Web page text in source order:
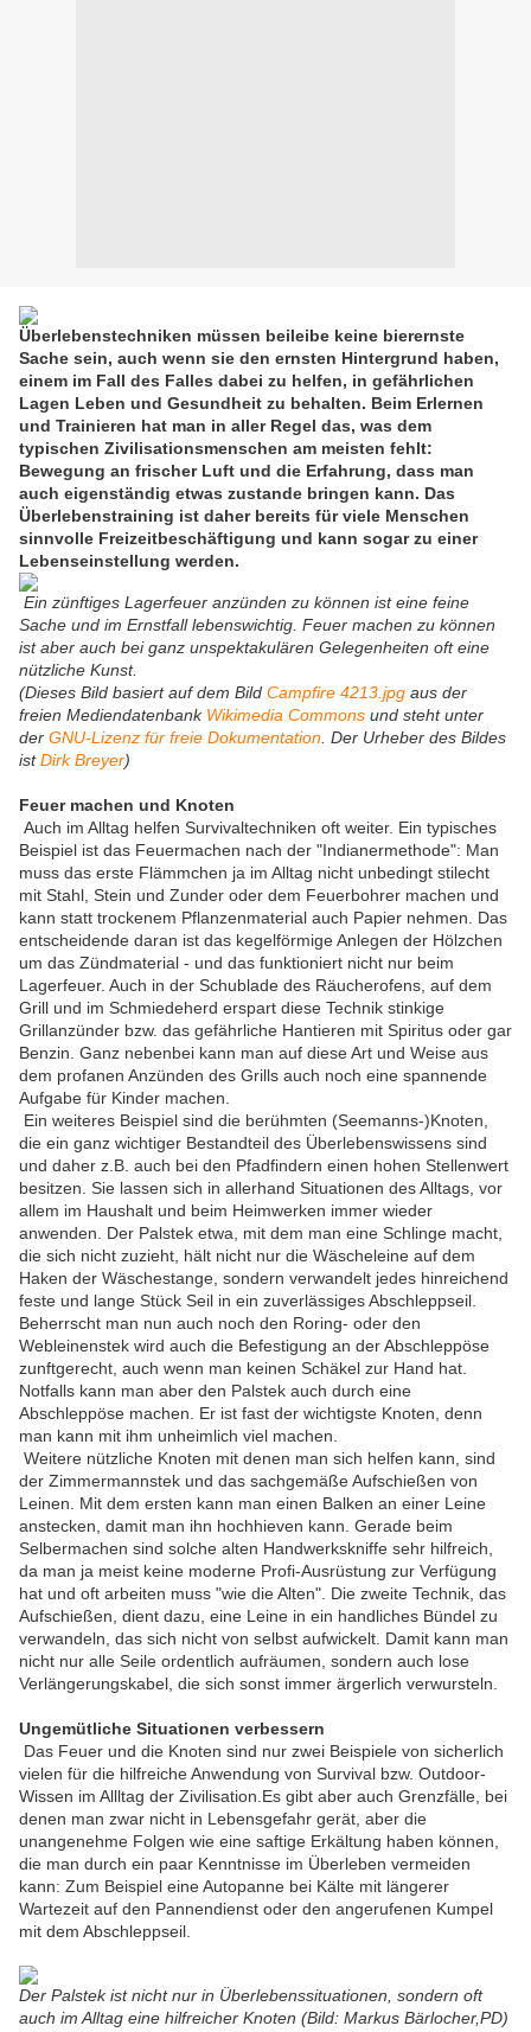
Überlebenstechniken müssen beileibe keine bierernste
Sache sein, auch wenn sie den ernsten Hintergrund haben,
einem im Fall des Falles dabei zu helfen, in gefährlichen
Lagen Leben und Gesundheit zu behalten. Beim Erlernen
und Trainieren hat man in aller Regel das, was dem
typischen Zivilisationsmenschen am meisten fehlt:
Bewegung an frischer Luft und die Erfahrung, dass man
auch eigenständig etwas zustande bringen kann. Das
Überlebenstraining ist daher bereits für viele Menschen
sinnvolle Freizeitbeschäftigung und kann sogar zu einer
Lebenseinstellung werden.
Ein zünftiges Lagerfeuer anzünden zu können ist eine feine
Sache und im Ernstfall lebenswichtig. Feuer machen zu können
ist aber auch bei ganz unspektakulären Gelegenheiten oft eine
nützliche Kunst.
(Dieses Bild basiert auf dem Bild Campfire 4213.jpg aus der
freien Mediendatenbank Wikimedia Commons und steht unter
der GNU-Lizenz für freie Dokumentation . Der Urheber des Bildes
istDirk Breyer)
Feuer machen und Knoten
Auch im Alltag helfen Survivaltechniken oft weiter. Ein typisches
Beispiel ist das Feuermachen nach der "Indianermethode": Man
muss das erste Flämmchen ja im Alltag nicht unbedingt stilecht
mit Stahl, Stein und Zunder oder dem Feuerbohrer machen und
kann statt trockenem Pflanzenmaterial auch Papier nehmen. Das
entscheidende daran ist das kegelförmige Anlegen der Hölzchen
um das Zündmaterial - und das funktioniert nicht nur beim
Lagerfeuer. Auch in der Schublade des Räucherofens, auf dem
Grill und im Schmiedeherd erspart diese Technik stinkige
Grillanzünder bzw. das gefährliche Hantieren mit Spiritus oder gar
Benzin. Ganz nebenbei kann man auf diese Art und Weise aus
dem profanen Anzünden des Grills auch noch eine spannende
Aufgabe für Kinder machen.
Ein weiteres Beispiel sind die berühmten (Seemanns-)Knoten,
die ein ganz wichtiger Bestandteil des Überlebenswissens sind
und daher z.B. auch bei den Pfadfindern einen hohen Stellenwert
besitzen. Sie lassen sich in allerhand Situationen des Alltags, vor
allem im Haushalt und beim Heimwerken immer wieder
anwenden. Der Palstek etwa, mit dem man eine Schlinge macht,
die sich nicht zuzieht, hält nicht nur die Wäscheleine auf dem
Haken der Wäschestange, sondern verwandelt jedes hinreichend
feste und lange Stück Seil in ein zuverlässiges Abschleppseil.
Beherrscht man nun auch noch den Roring- oder den
Webleinenstek wird auch die Befestigung an der Abschleppöse
zunftgerecht, auch wenn man keinen Schäkel zur Hand hat.
Notfalls kann man aber den Palstek auch durch eine
Abschleppöse machen. Er ist fast der wichtigste Knoten, denn
man kann mit ihm unheimlich viel machen.
Weitere nützliche Knoten mit denen man sich helfen kann, sind
der Zimmermannstek und das sachgemäße Aufschießen von
Leinen. Mit dem ersten kann man einen Balken an einer Leine
anstecken, damit man ihn hochhieven kann. Gerade beim
Selbermachen sind solche alten Handwerkskniffe sehr hilfreich,
da man ja meist keine moderne Profi-Ausrüstung zur Verfügung
hat und oft arbeiten muss "wie die Alten". Die zweite Technik, das
Aufschießen, dient dazu, eine Leine in ein handliches Bündel zu
verwandeln, das sich nicht von selbst aufwickelt. Damit kann man
nicht nur alle Seile ordentlich aufräumen, sondern auch lose
Verlängerungskabel, die sich sonst immer ärgerlich verwursteln.
Ungemütliche Situationen verbessern
Das Feuer und die Knoten sind nur zwei Beispiele von sicherlich
vielen für die hilfreiche Anwendung von Survival bzw. Outdoor-
Wissen im Allltag der Zivilisation.Es gibt aber auch Grenzfälle, bei
denen man zwar nicht in Lebensgefahr gerät, aber die
unangenehme Folgen wie eine saftige Erkältung haben können,
die man durch ein paar Kenntnisse im Überleben vermeiden
kann: Zum Beispiel eine Autopanne bei Kälte mit längerer
Wartezeit auf den Pannendienst oder den angerufenen Kumpel
mit dem Abschleppseil.
Der Palstek ist nicht nur in Überlebenssituationen, sondern oft
auch im Alltag eine hilfreicher Knoten (Bild: Markus Bärlocher,PD)